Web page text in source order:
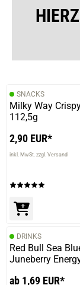
SNACKS
Milky Way Crispy
112,5g
2,90 EUR*
inkl. MwSt. zzgl. Versand
DRINKS
Red Bull Sea
Juneberry
ab 1,69 EUR*